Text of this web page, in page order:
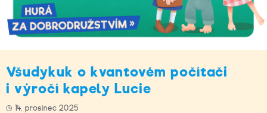
Všudykuk o kvantovém počítači
i výročí kapely Lucie
14. prosinec 2025